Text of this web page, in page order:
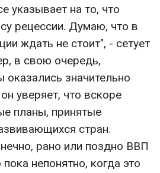
указывает на то, что
рецессии. Думаю, что в
ждать не стоит", - сетует
в свою очередь,
значительно
уверяет, что вскоре
планы, принятые
стран.
рано или поздно ВВП
непонятно, когда это